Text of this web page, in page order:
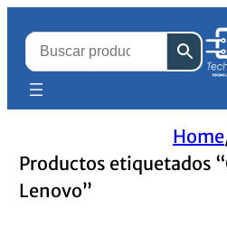
Home
Productos etiquetados
Lenovo”